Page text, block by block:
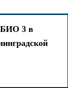
3 в